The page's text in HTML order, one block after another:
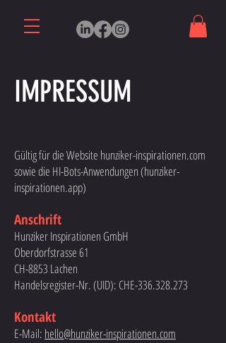
IMPRESSUM
Gültig für die Website hunziker-inspirationen.com
sowie die HI-Bots-Anwendungen (hunziker-
inspirationen.app)
Anschrift
Hunziker Inspirationen GmbH
Oberdorfstrasse 61
CH-8853 Lachen
Handelsregister-Nr. (UID): CHE-336.328.273
Kontakt
E-Mail: hello@hunziker-inspirationen.com